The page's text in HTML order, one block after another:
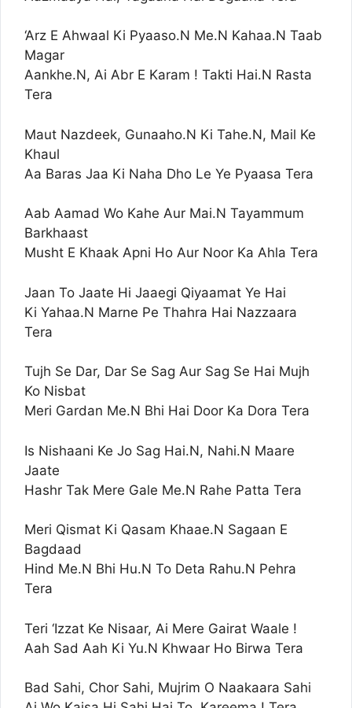
‘Arz E Ahwaal Ki Pyaaso.N Me.N Kahaa.N Taab
Magar
Aankhe.N, Ai Abr E Karam ! Takti Hai.N Rasta
Tera
Maut Nazdeek, Gunaaho.N Ki Tahe.N, Mail Ke
Khaul
Aa Baras Jaa Ki Naha Dho Le Ye Pyaasa Tera
Aab Aamad Wo Kahe Aur Mai.N Tayammum
Barkhaast
Musht E Khaak Apni Ho Aur Noor Ka Ahla Tera
Jaan To Jaate Hi Jaaegi Qiyaamat Ye Hai
Ki Yahaa.N Marne Pe Thahra Hai Nazzaara
Tera
Tujh Se Dar, Dar Se Sag Aur Sag Se Hai Mujh
Ko Nisbat
Meri Gardan Me.N Bhi Hai Door Ka Dora Tera
Is Nishaani Ke Jo Sag Hai.N, Nahi.N Maare
Jaate
Hashr Tak Mere Gale Me.N Rahe Patta Tera
Meri Qismat Ki Qasam Khaae.N Sagaan E
Bagdaad
Hind Me.N Bhi Hu.N To Deta Rahu.N Pehra
Tera
Teri ‘Izzat Ke Nisaar, Ai Mere Gairat Waale !
Aah Sad Aah Ki Yu.N Khwaar Ho Birwa Tera
Bad Sahi, Chor Sahi, Mujrim O Naakaara Sahi